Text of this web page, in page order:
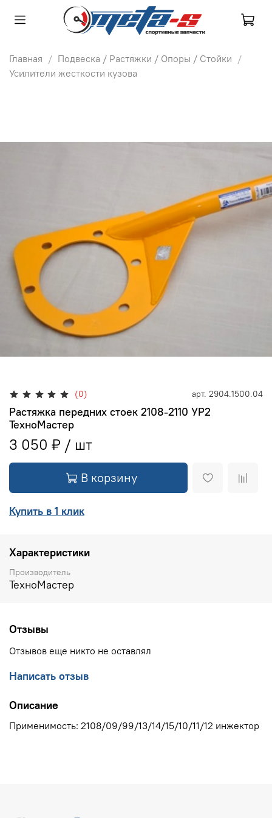
Главная
Подвеска / Растяжки / Опоры / Стойки
Усилители жесткости кузова
(0) арт. 2904.1500.04
Растяжка передних стоек 2108-2110 УР2
ТехноМастер
3 050 ₽
В корзину
Купить в 1 клик
Характеристики
Производитель
ТехноМастер
Отзывы
Отзывов еще никто не оставлял
Написать отзыв
Описание
Применимость: 2108/09/99/13/14/15/10/11/12 инжектор